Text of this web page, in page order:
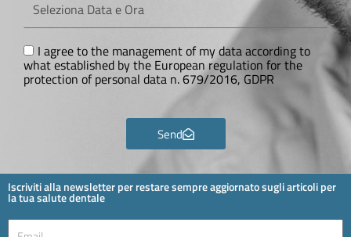
Data
e
GDPR
I agree to the management of my data according to
what established by the European regulation for the
protection of personal data n. 679/2016, GDPR
Send
Iscriviti alla newsletter per restare sempre aggiornato sugli articoli per
la tua salute dentale
Email